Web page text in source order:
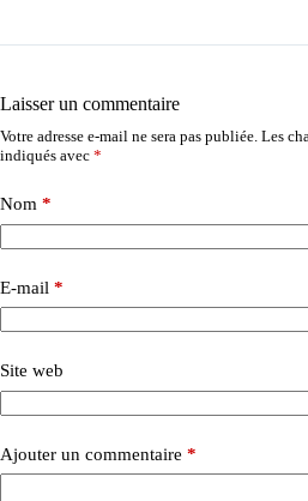
Laisser un commentaire
Votre adresse e-mail ne sera pas publiée. Les
indiqués avec *
Nom *
E-mail *
Site web
Ajouter un commentaire *